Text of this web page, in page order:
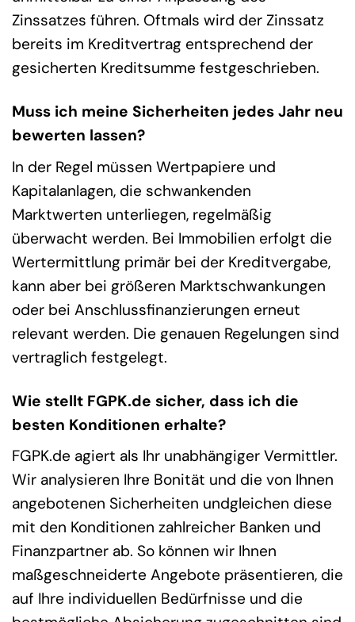
Zinssatzes führen. Oftmals wird der Zinssatz
bereits im Kreditvertrag entsprechend der
gesicherten Kreditsumme festgeschrieben.
Muss ich meine Sicherheiten jedes Jahr neu
bewerten lassen?
In der Regel müssen Wertpapiere und
Kapitalanlagen, die schwankenden
Marktwerten unterliegen, regelmäßig
überwacht werden. Bei Immobilien erfolgt die
Wertermittlung primär bei der Kreditvergabe,
kann aber bei größeren Marktschwankungen
oder bei Anschlussfinanzierungen erneut
relevant werden. Die genauen Regelungen sind
vertraglich festgelegt.
Wie stellt FGPK.de sicher, dass ich die
besten Konditionen erhalte?
FGPK.de agiert als Ihr unabhängiger Vermittler.
Wir analysieren Ihre Bonität und die von Ihnen
angebotenen Sicherheiten undgleichen diese
mit den Konditionen zahlreicher Banken und
Finanzpartner ab. So können wir Ihnen
maßgeschneiderte Angebote präsentieren, die
auf Ihre individuellen Bedürfnisse und die